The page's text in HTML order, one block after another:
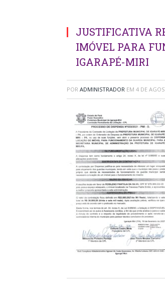
JUSTIFICATIVA
IMÓVEL PARA
IGARAPÉ-MIRI
POR ADMINISTRADOR EM 4 DE